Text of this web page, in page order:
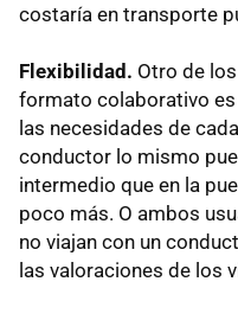
costaría en transporte
Flexibilidad. Otro de
formato colaborativo
las necesidades de
conductor lo mismo
intermedio que en la
poco más. O ambos
no viajan con un
las valoraciones de los